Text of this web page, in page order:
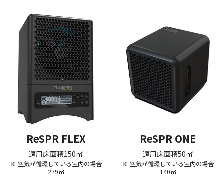
ReSPR FLEX
適用床面積150㎡
※ 空気が循環している室内の場合
279㎡
ReSPR ONE
適用床面積50㎡
※ 空気が循環している室内の場合
140㎡